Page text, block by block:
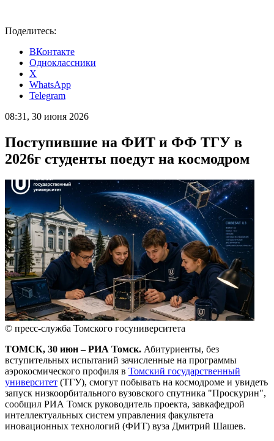
Поделитесь:
ВКонтакте
Одноклассники
X
WhatsApp
Telegram
08:31, 30 июня 2026
Поступившие на ФИТ и ФФ ТГУ в
2026г студенты поедут на космодром
© пресс-служба Томского госуниверситета
ТОМСК, 30 июн – РИА Томск. Абитуриенты, без
вступительных испытаний зачисленные на программы
аэрокосмического профиля в Томский государственный
университет (ТГУ), смогут побывать на космодроме и увидеть
запуск низкоорбитального вузовского спутника "Проскурин",
сообщил РИА Томск руководитель проекта, завкафедрой
интеллектуальных систем управления факультета
иновационных технологий (ФИТ) вуза Дмитрий Шашев.